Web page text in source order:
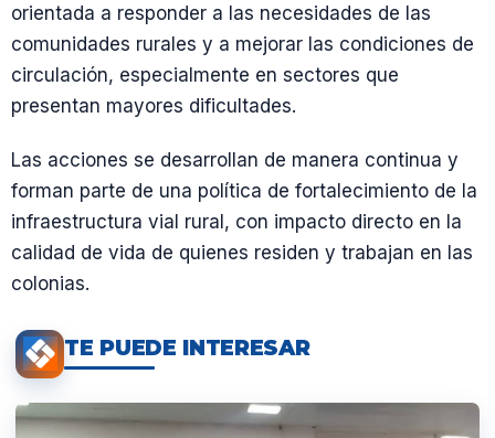
orientada a responder a las necesidades de las
comunidades rurales y a mejorar las condiciones de
circulación, especialmente en sectores que
presentan mayores dificultades.
Las acciones se desarrollan de manera continua y
forman parte de una política de fortalecimiento de la
infraestructura vial rural, con impacto directo en la
calidad de vida de quienes residen y trabajan en las
colonias.
TE PUEDE INTERESAR